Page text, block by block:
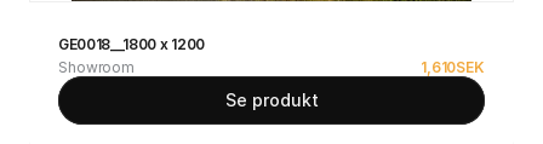
GE0018__1800 x 1200
Showroom
1,610SEK
Se produkt